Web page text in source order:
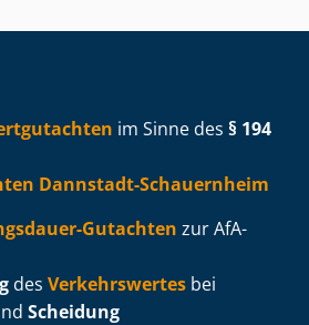
im Sinne des § 194
Dannstadt-Schauernheim
Gutachten zur AfA-
des Verkehrswertes bei
Scheidung